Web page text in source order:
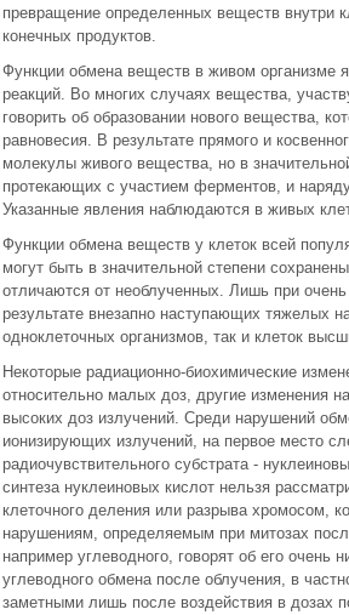
превращение определенных веществ внутри
конечных продуктов.
Функции обмена веществ в живом организме
реакций. Во многих случаях вещества,
говорить об образовании нового вещества,
равновесия. В результате прямого и
молекулы живого вещества, но в
протекающих с участием ферментов, и
Указанные явления наблюдаются в живых
Функции обмена веществ у клеток всей
могут быть в значительной степени
отличаются от необлученных. Лишь при
результате внезапно наступающих тяжелых
одноклеточных организмов, так и клеток
Некоторые радиационно-биохимические
относительно малых доз, другие изменения
высоких доз излучений. Среди нарушений
ионизирующих излучений, на первое место
радиочувствительного субстрата -
синтеза нуклеиновых кислот нельзя
клеточного деления или разрыва хромосом,
нарушениям, определяемым при митозах
например углеводного, говорят об его очень
углеводного обмена после облучения, в
заметными лишь после воздействия в дозах